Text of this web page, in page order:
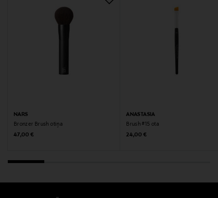
NARS
Bronzer Brush otiņa
Original Price
47,00 €
ANASTASIA
Brush #15 ota
Original Price
24,00 €